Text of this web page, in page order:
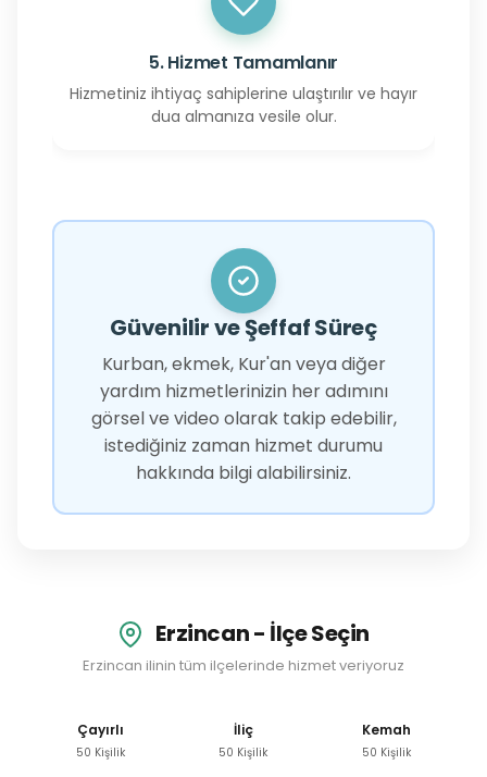
5. Hizmet Tamamlanır
Hizmetiniz ihtiyaç sahiplerine ulaştırılır ve hayır
dua almanıza vesile olur.
Güvenilir ve Şeffaf Süreç
Kurban, ekmek, Kur'an veya diğer
yardım hizmetlerinizin her adımını
görsel ve video olarak takip edebilir,
istediğiniz zaman hizmet durumu
hakkında bilgi alabilirsiniz.
Erzincan - İlçe Seçin
Erzincan ilinin tüm ilçelerinde hizmet veriyoruz
Çayırlı
50 Kişilik
İliç
50 Kişilik
Kemah
50 Kişilik